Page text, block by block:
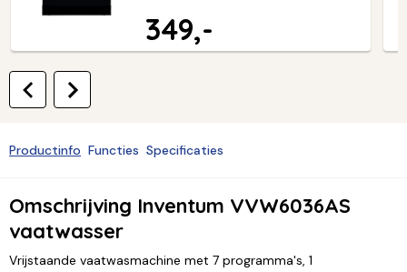
349,-
Productinfo Functies Specificaties
Omschrijving Inventum VVW6036AS
vaatwasser
Vrijstaande vaatwasmachine met 7 programma's, 1